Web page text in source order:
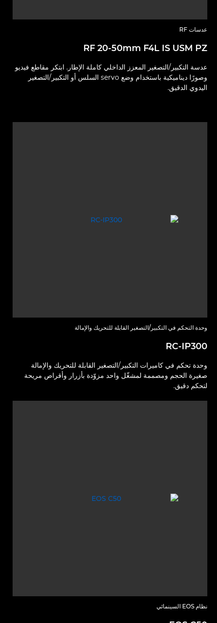
عدسات RF
RF 20-50mm F4L IS USM PZ
عدسة التكبير/التصغير المعزز الداخلي كاملة الإطار. ابتكر مقاطع فيديو
وصورًا ديناميكية باستخدام وضع servo السلس أو التكبير/التصغير
اليدوي الدقيق.
وحدة التحكم في التكبير/التصغير القابلة للتحريك والإمالة
RC-IP300
وحدة تحكم في كاميرات التكبير/التصغير القابلة للتحريك والإمالة
صغيرة الحجم ومصممة لمشغّل واحد مزوّدة بأزرار وأقراص مريحة
لتحكم دقيق.
نظام EOS السينمائي